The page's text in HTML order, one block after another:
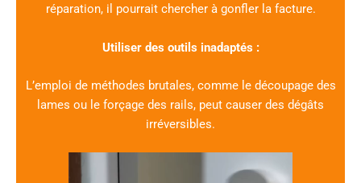
réparation, il pourrait chercher à gonfler la facture.
Utiliser des outils inadaptés :
L’emploi de méthodes brutales, comme le découpage des
lames ou le forçage des rails, peut causer des dégâts
irréversibles.